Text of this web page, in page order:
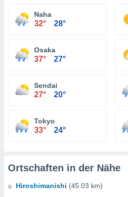
Naha
32° 28°
Osaka
37° 27°
Sendai
27° 20°
Tokyo
33° 24°
Ortschaften in der Nähe
Hiroshimanishi (45.03 km)